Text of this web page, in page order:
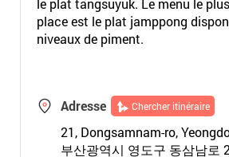
le plat tangsuyuk. Le menu le
place est le plat jamppong
niveaux de piment.
Adresse Chercher itinéraire
21, Dongsamnam-ro,
부산광역시 영도구 동삼남로